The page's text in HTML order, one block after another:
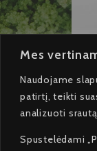
Mes
Naudojame
patirtį, teikti
analizuoti srautą.
Spustelėdami